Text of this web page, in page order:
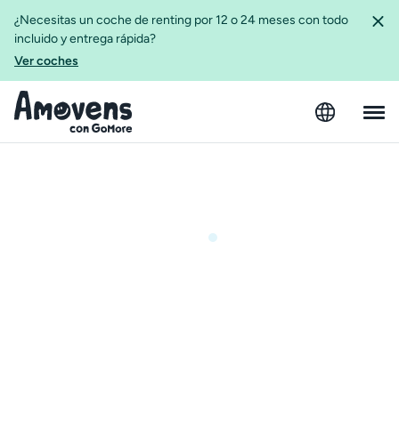
¿Necesitas un coche de renting por 12 o 24 meses con todo
incluido y entrega rápida?
Ver coches